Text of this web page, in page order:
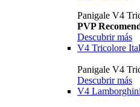
Panigale V4
PVP
Descubrir más
V4 Tricolore
Panigale V4
Descubrir más
V4 Lamborghini